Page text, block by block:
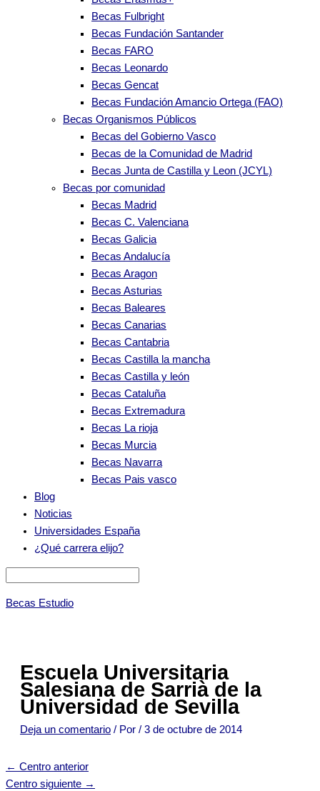
Becas Fulbright
Becas Fundación Santander
Becas FARO
Becas Leonardo
Becas Gencat
Becas Fundación Amancio Ortega (FAO)
Becas Organismos Públicos
Becas del Gobierno Vasco
Becas de la Comunidad de Madrid
Becas Junta de Castilla y Leon (JCYL)
Becas por comunidad
Becas Madrid
Becas C. Valenciana
Becas Galicia
Becas Andalucía
Becas Aragon
Becas Asturias
Becas Baleares
Becas Canarias
Becas Cantabria
Becas Castilla la mancha
Becas Castilla y león
Becas Cataluña
Becas Extremadura
Becas La rioja
Becas Murcia
Becas Navarra
Becas Pais vasco
Blog
Noticias
Universidades España
¿Qué carrera elijo?
Becas Estudio
Escuela Universitaria
Salesiana de Sarrià de la
Universidad de Sevilla
Deja un comentario / Por / 3 de octubre de 2014
← Centro anterior
Centro siguiente →